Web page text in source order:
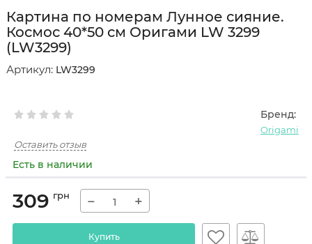
Картина по номерам Лунное сияние.
Космос 40*50 см Оригами LW 3299
(LW3299)
Артикул: LW3299
Бренд:
Origami
Оставить отзыв
Есть в наличии
309 грн − +
Купить